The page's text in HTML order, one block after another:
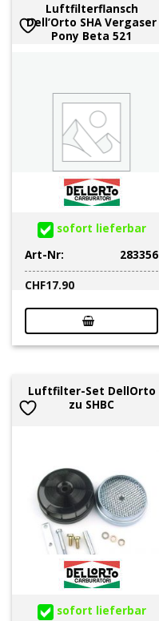
Luftfilterflansch
Dell’Orto SHA Vergaser
Pony Beta 521
sofort lieferbar
Art-Nr:
283356
CHF17.90
Luftfilter-Set DellOrto
zu SHBC
sofort lieferbar